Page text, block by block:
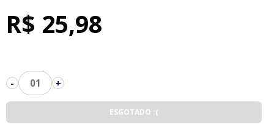
R$ 25,98
- 01 +
ESGOTADO :(